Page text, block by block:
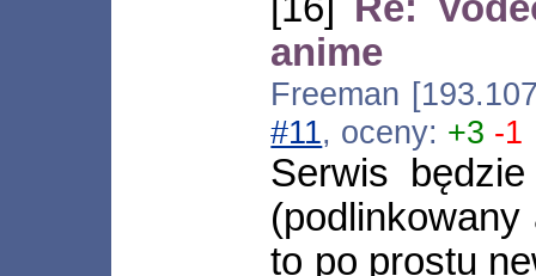
anime
Freeman
#11, oceny: +3 -1
Serwis
to po prostu